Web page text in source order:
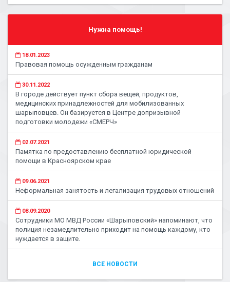
Нужна помощь!
18.01.2023
Правовая помощь осужденным гражданам
30.11.2022
В городе действует пункт сбора вещей, продуктов,
медицинских принадлежностей для мобилизованных
шарыповцев. Он базируется в Центре допризывной
подготовки молодежи «СМЕРЧ»
02.07.2021
Памятка по предоставлению бесплатной юридической
помощи в Красноярском крае
09.06.2021
Неформальная занятость и легализация трудовых отношений
08.09.2020
Сотрудники МО МВД России «Шарыповский» напоминают, что
полиция незамедлительно приходит на помощь каждому, кто
нуждается в защите.
ВСЕ НОВОСТИ